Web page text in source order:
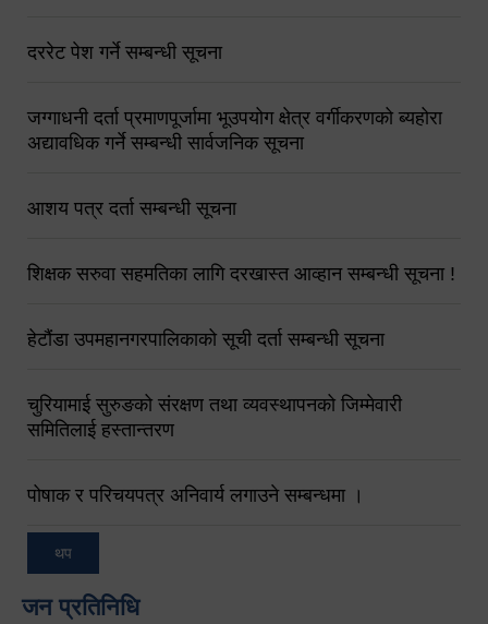
दररेट पेश गर्ने सम्बन्धी सूचना
जग्गाधनी दर्ता प्रमाणपूर्जामा भूउपयोग क्षेत्र वर्गीकरणको ब्यहोरा
अद्यावधिक गर्ने सम्बन्धी सार्वजनिक सूचना
आशय पत्र दर्ता सम्बन्धी सूचना
शिक्षक सरुवा सहमतिका लागि दरखास्त आव्हान सम्बन्धी सूचना !
हेटौंडा उपमहानगरपालिकाको सूची दर्ता सम्बन्धी सूचना
चुरियामाई सुरुङको संरक्षण तथा व्यवस्थापनको जिम्मेवारी
समितिलाई हस्तान्तरण
पोषाक र परिचयपत्र अनिवार्य लगाउने सम्बन्धमा ।
थप
जन प्रतिनिधि